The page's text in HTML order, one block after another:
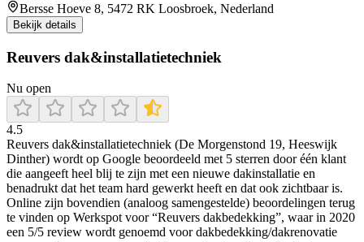
Bersse Hoeve 8, 5472 RK Loosbroek, Nederland
Bekijk details
Reuvers dak&installatietechniek
Nu open
4.5
Reuvers dak&installatietechniek (De Morgenstond 19, Heeswijk
Dinther) wordt op Google beoordeeld met 5 sterren door één klant
die aangeeft heel blij te zijn met een nieuwe dakinstallatie en
benadrukt dat het team hard gewerkt heeft en dat ook zichtbaar is.
Online zijn bovendien (analoog samengestelde) beoordelingen terug
te vinden op Werkspot voor “Reuvers dakbedekking”, waar in 2020
een 5/5 review wordt genoemd voor dakbedekking/dakrenovatie